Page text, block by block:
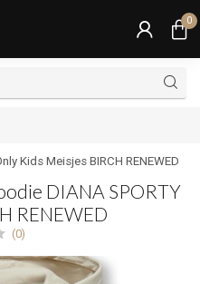
0
Kids Meisjes BIRCH RENEWED
DIANA SPORTY
RENEWED
(0)